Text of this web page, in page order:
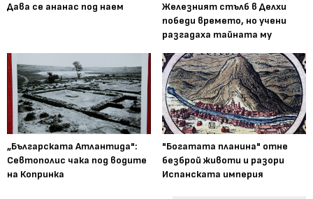
Дава се ананас под наем
Железният стълб в Делхи
победи времето, но учени
разгадаха тайната му
„Българската Атлантида":
Севтополис чака под водите
на Копринка
"Богатата планина" отне
безброй животи и разори
Испанската империя